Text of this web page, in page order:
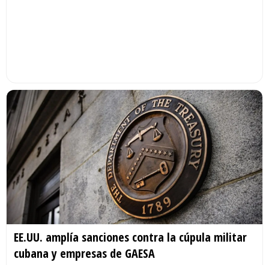
EE.UU. amplía sanciones contra la cúpula militar
cubana y empresas de GAESA